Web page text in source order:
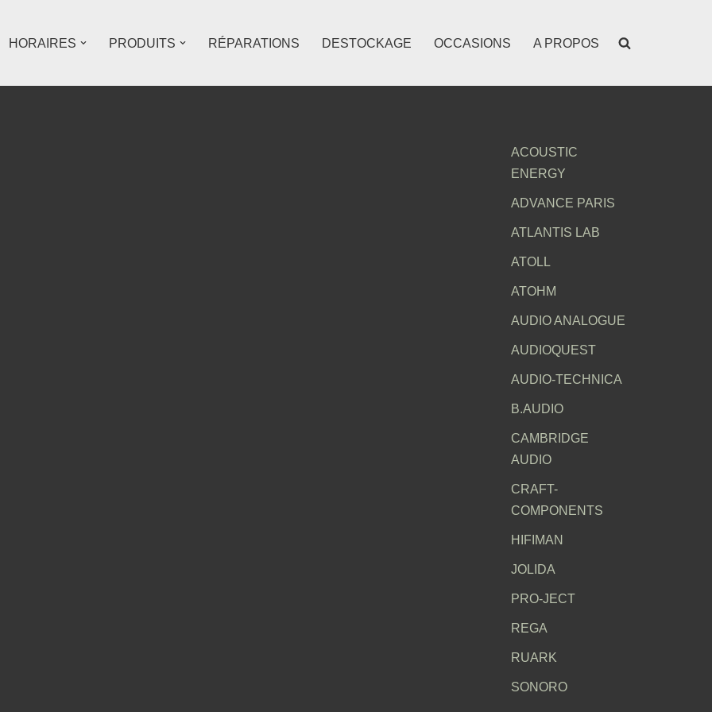
HORAIRES PRODUITS RÉPARATIONS DESTOCKAGE OCCASIONS A PROPOS
ACOUSTIC
ENERGY
ADVANCE PARIS
ATLANTIS LAB
ATOLL
ATOHM
AUDIO ANALOGUE
AUDIOQUEST
AUDIO-TECHNICA
B.AUDIO
CAMBRIDGE
AUDIO
CRAFT-
COMPONENTS
HIFIMAN
JOLIDA
PRO-JECT
REGA
RUARK
SONORO